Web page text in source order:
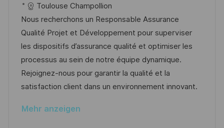
e
c
u
t
u
m
d
e
r
V
r
b
-
I
D
a
t
e
g
o
r
i
Toulouse Champollion
Nous recherchons un Responsable Assurance
Qualité Projet et Développement pour superviser
les dispositifs d’assurance qualité et optimiser les
processus au sein de notre équipe dynamique.
Rejoignez-nous pour garantir la qualité et la
satisfaction client dans un environnement innovant.
Mehr anzeigen